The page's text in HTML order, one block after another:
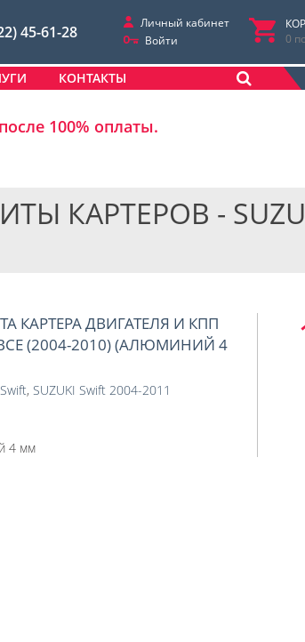
45-61-28
Личный кабинет
Войти
0
КОНТАКТЫ
100% оплаты.
КАРТЕРОВ -
КАРТЕРА ДВИГАТЕЛЯ И КПП
ВСЕ (2004-2010) (АЛЮМИНИЙ 4
, SUZUKI Swift 2004-2011
4 мм